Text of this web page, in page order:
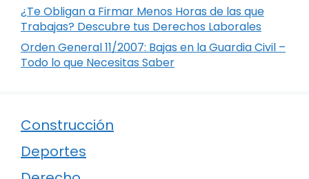
¿Te Obligan a Firmar Menos Horas de las que
Trabajas? Descubre tus Derechos Laborales
Orden General 11/2007: Bajas en la Guardia Civil –
Todo lo que Necesitas Saber
Construcción
Deportes